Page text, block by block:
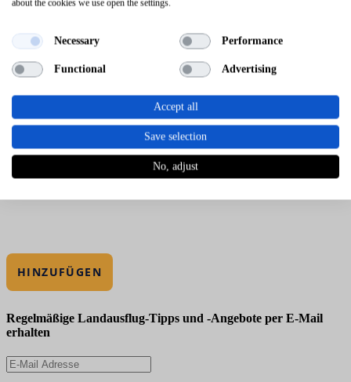
HINZUFÜGEN
Regelmäßige Landausflug-Tipps und -Angebote per E-Mail
erhalten
about the cookies we use open the settings.
Necessary Performance
Functional Advertising
Accept all
Save selection
No, adjust